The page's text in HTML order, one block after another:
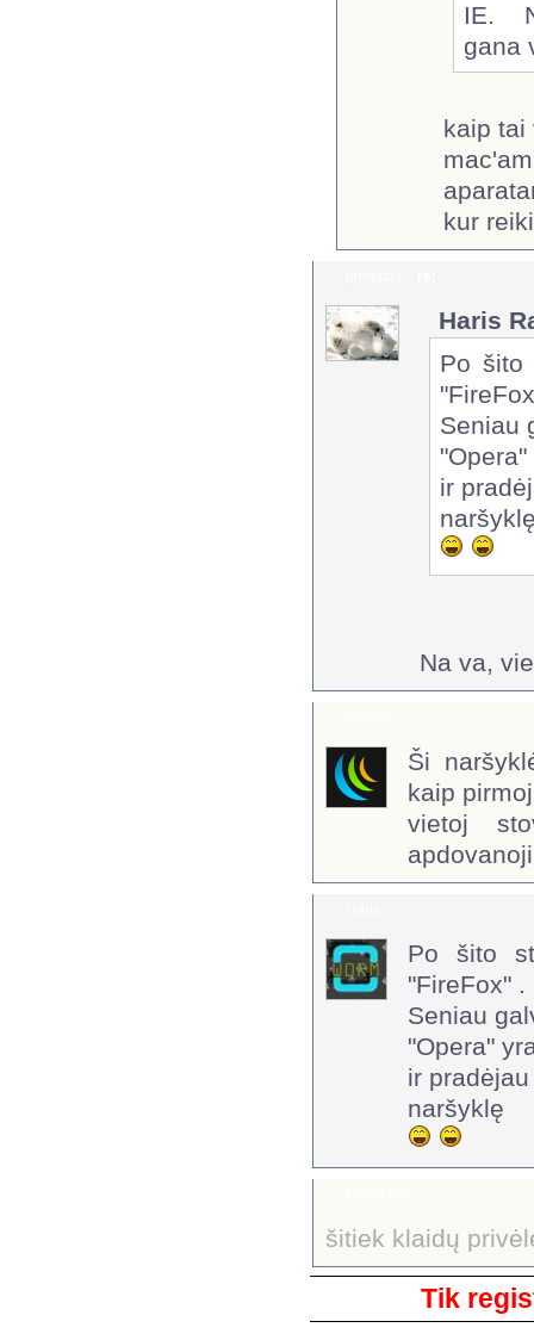
IE.
gana
kaip
kur
Haris
Po
Seniau
ir
Na va,
Ši
kaip pirmoj
vietoj
Po šito
"FireFox" .
Seniau
"Opera"
ir
naršyklę
šitiek klaidų
Tik